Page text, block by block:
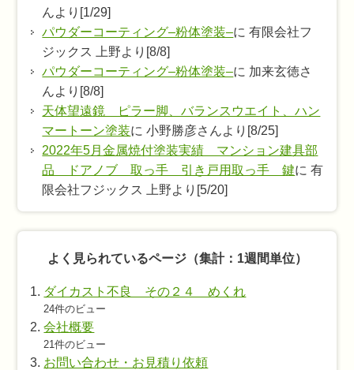
んより[1/29]
パウダーコーティング–粉体塗装–に 有限会社フ
ジックス 上野より[8/8]
パウダーコーティング–粉体塗装–に 加来玄徳さ
んより[8/8]
天体望遠鏡 ピラー脚、バランスウエイト、ハン
マートーン塗装に 小野勝彦さんより[8/25]
2022年5月金属焼付塗装実績 マンション建具部
品 ドアノブ 取っ手 引き戸用取っ手 鍵に 有
限会社フジックス 上野より[5/20]
よく見られているページ（集計：1週間単位）
ダイカスト不良 その２４ めくれ
24件のビュー
会社概要
21件のビュー
お問い合わせ・お見積り依頼